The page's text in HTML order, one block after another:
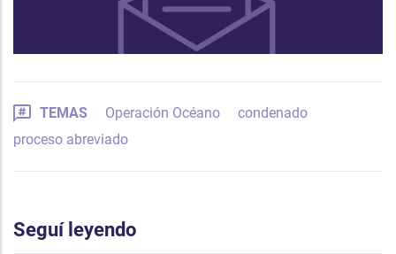
TEMAS Operación Océano
condenado
proceso abreviado
Seguí leyendo